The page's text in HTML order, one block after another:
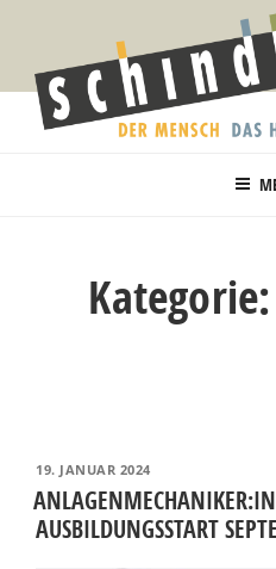
springen
SCHINDLER
Heizung. Sanitär. Solar.
Kategorie:
VERÖFFENTLICHT
AM
19. JANUAR 2024
AUSBILDUNGSSTART